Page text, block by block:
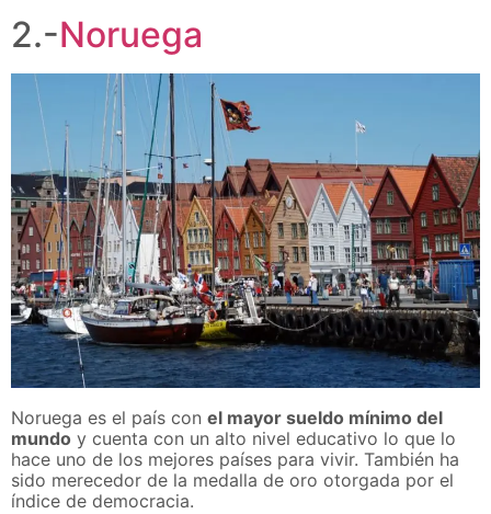
2.-Noruega
Noruega es el país con el mayor sueldo mínimo del
mundo y cuenta con un alto nivel educativo lo que lo
hace uno de los mejores países para vivir. También ha
sido merecedor de la medalla de oro otorgada por el
índice de democracia.